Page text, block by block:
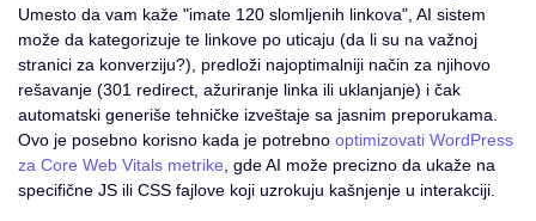
Umesto da vam kaže "imate 120 slomljenih linkova", AI sistem
može da kategorizuje te linkove po uticaju (da li su na važnoj
stranici za konverziju?), predloži najoptimalniji način za njihovo
rešavanje (301 redirect, ažuriranje linka ili uklanjanje) i čak
automatski generiše tehničke izveštaje sa jasnim preporukama.
Ovo je posebno korisno kada je potrebno optimizovati WordPress
za Core Web Vitals metrike , gde AI može precizno da ukaže na
specifične JS ili CSS fajlove koji uzrokuju kašnjenje u interakciji.